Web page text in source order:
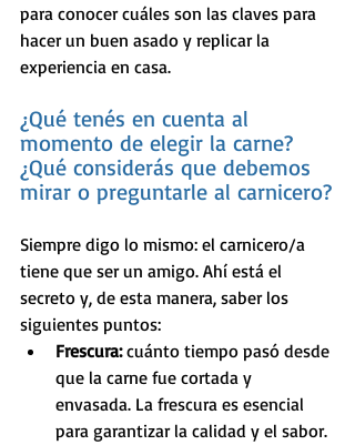
para conocer cuáles son las claves para
hacer un buen asado y replicar la
experiencia en casa.
¿Qué tenés en cuenta al
momento de elegir la carne?
¿Qué considerás que debemos
mirar o preguntarle al carnicero?
Siempre digo lo mismo: el carnicero/a
tiene que ser un amigo. Ahí está el
secreto y, de esta manera, saber los
siguientes puntos:
Frescura: cuánto tiempo pasó desde
que la carne fue cortada y
envasada. La frescura es esencial
para garantizar la calidad y el sabor.